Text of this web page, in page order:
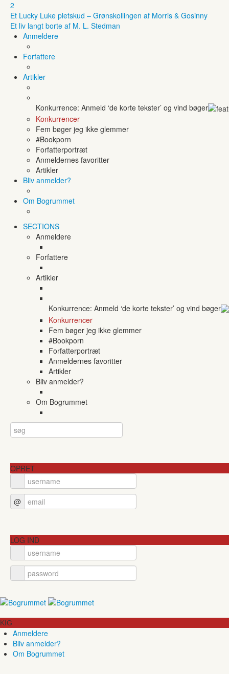
2
Et Lucky Luke pletskud – Grønskollingen af Morris & Gosinny
Et liv langt borte af M. L. Stedman
Anmeldere
Forfattere
Artikler
Konkurrence: Anmeld ‘de korte tekster’ og vind bøger
Konkurrencer
Fem bøger jeg ikke glemmer
#Bookporn
Forfatterportræt
Anmeldernes favoritter
Artikler
Bliv anmelder?
Om Bogrummet
SECTIONS
Anmeldere
Forfattere
Artikler
Konkurrence: Anmeld ‘de korte tekster’ og vind bøger
Konkurrencer
Fem bøger jeg ikke glemmer
#Bookporn
Forfatterportræt
Anmeldernes favoritter
Artikler
Bliv anmelder?
Om Bogrummet
OPRET
@
LOG IND
KIG
Anmeldere
Bliv anmelder?
Om Bogrummet